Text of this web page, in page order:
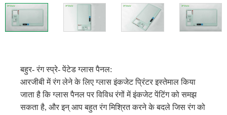
बहुर- रंग स्प्रे- पेंटेड ग्लास पैनल:
आरजीबी में रंग लेने के लिए ग्लास इंकजेट प्रिंटर इस्तेमाल किया
जाता है कि ग्लास पैनल पर विविध रंगों में इंकजेट पेंटिंग को समझ
सकता है, और इन् आप बहुत रंग मिश्रित करने के बदले जिस रंग को